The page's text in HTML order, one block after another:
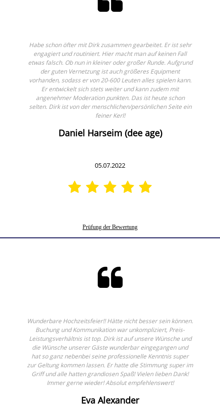
Habe schon öfter mit Dirk zusammen gearbeitet. Er ist sehr
engagiert und routiniert. Hier macht man auf keinen Fall
etwas falsch. Ob nun in kleiner oder großer Runde. Aufgrund
der guten Vernetzung ist auch größeres Equipment
vorhanden, sodass er von 20-600 Leuten alles spielen kann.
Er entwickelt sich stets weiter und kann zudem mit
angenehmer Moderation punkten. Das ist heute schon
selten. Dirk ist von der menschlichen/persönlichen Seite ein
feiner Kerl!
Daniel Harseim (dee age)
05.07.2022
Prüfung der Bewertung
Wunderbare Hochzeitsfeier!! Hätte nicht besser sein können.
Buchung und Kommunikation war unkompliziert, Preis-
Leistungsverhältnis ist top. Dirk ist auf unsere Wünsche und
die Wünsche unserer Gäste wunderbar eingegangen und
hat so ganz nebenbei seine professionelle Kenntnis super
zur Geltung kommen lassen. Er hatte die Stimmung super im
Griff und alle hatten grandiosen Spaß! Vielen lieben Dank!
Immer gerne wieder! Absolut empfehlenswert!
Eva Alexander